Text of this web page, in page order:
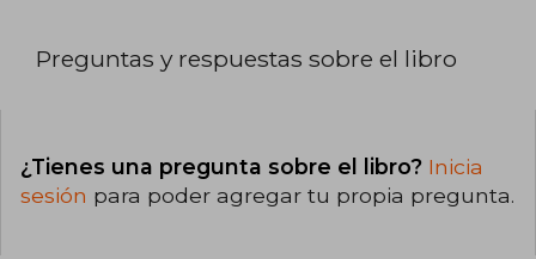
Preguntas y respuestas sobre el libro
¿Tienes una pregunta sobre el libro? Inicia
sesión para poder agregar tu propia pregunta.